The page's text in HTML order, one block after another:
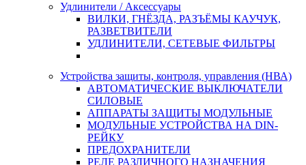
Удлинители / Аксессуары
ВИЛКИ, ГНЁЗДА, РАЗЪЁМЫ КАУЧУК,
РАЗВЕТВИТЕЛИ
УДЛИНИТЕЛИ, СЕТЕВЫЕ ФИЛЬТРЫ
Устройства защиты, контроля, управления (НВА)
АВТОМАТИЧЕСКИЕ ВЫКЛЮЧАТЕЛИ
СИЛОВЫЕ
АППАРАТЫ ЗАЩИТЫ МОДУЛЬНЫЕ
МОДУЛЬНЫЕ УСТРОЙСТВА НА DIN-
РЕЙКУ
ПРЕДОХРАНИТЕЛИ
РЕЛЕ РАЗЛИЧНОГО НАЗНАЧЕНИЯ